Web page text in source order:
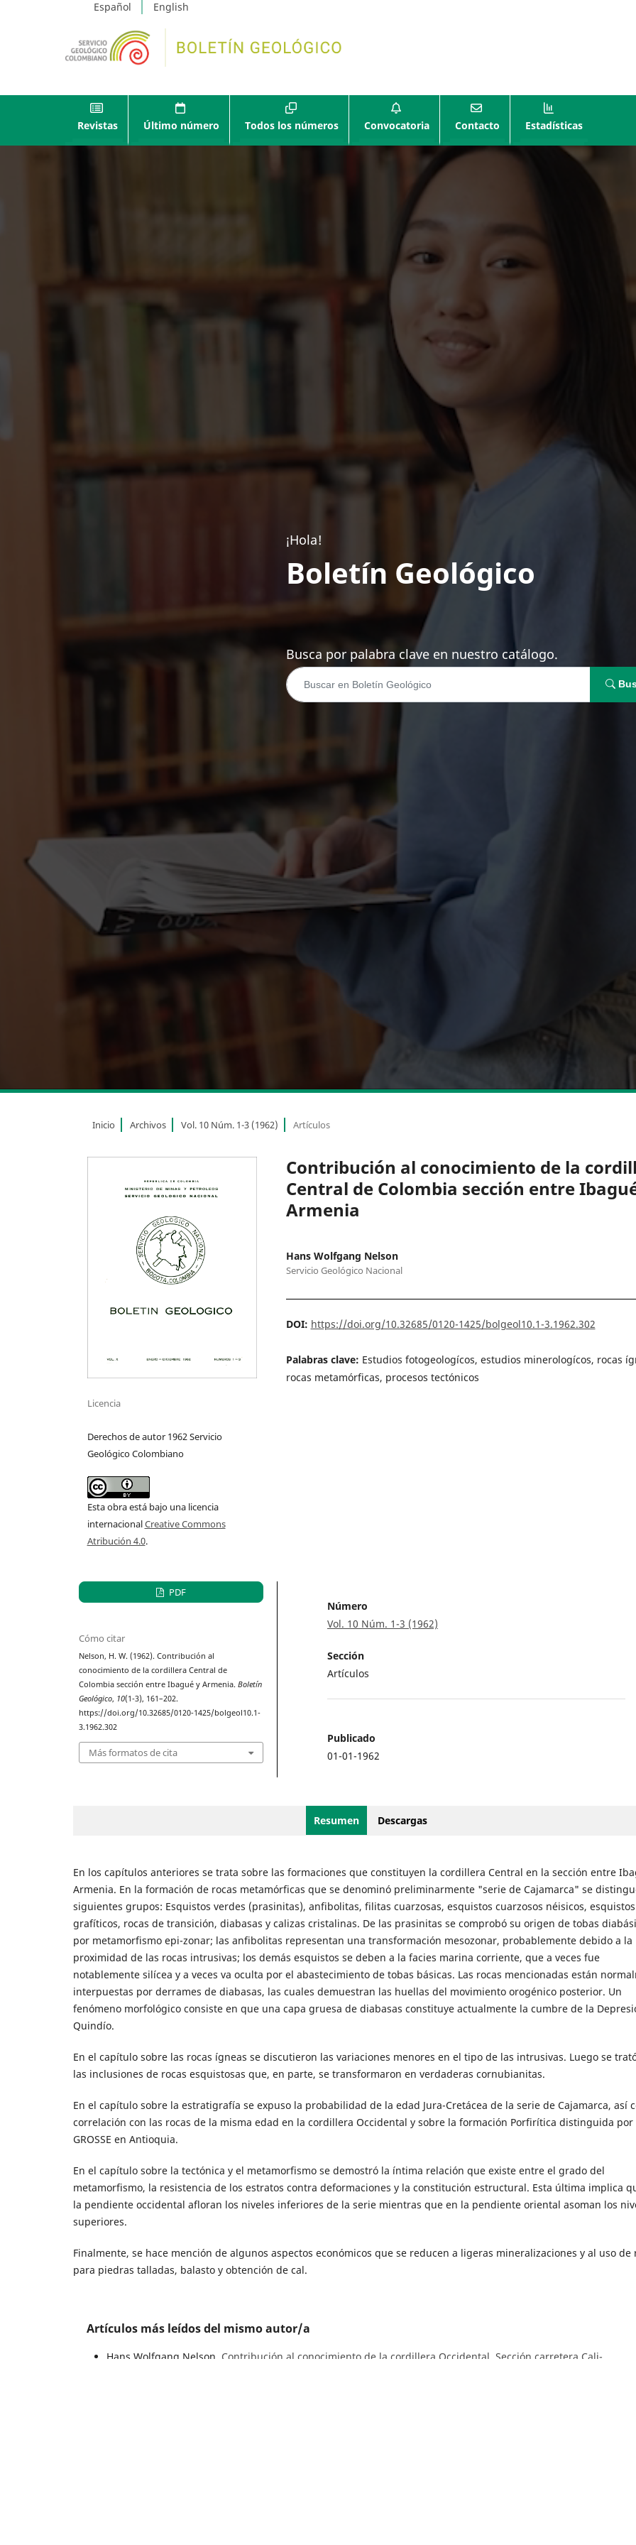
Español English
Revistas Último número Todos los números Convocatoria Contacto Estadísticas
¡Hola!
Boletín Geológico
Busca por palabra clave en nuestro catálogo.
Inicio Archivos Vol. 10 Núm. 1-3 (1962) Artículos
Contribución al conocimiento de la
Central de Colombia sección entre
Armenia
Hans Wolfgang Nelson
Servicio Geológico Nacional
DOI: https://doi.org/10.32685/0120-1425/bolgeol10.1-3.1962.302
Palabras clave: Estudios fotogeologícos, estudios minerologícos, rocas
rocas metamórficas, procesos tectónicos
Licencia
Derechos de autor 1962 Servicio
Geológico Colombiano
Esta obra está bajo una licencia
internacionalCreative Commons
Atribución 4.0.
PDF
Cómo citar
Nelson, H. W. (1962). Contribución al
conocimiento de la cordillera Central de
Colombia sección entre Ibagué y Armenia.Boletín
Geológico, 10(1-3), 161–202.
https://doi.org/10.32685/0120-1425/bolgeol10.1-
3.1962.302
Más formatos de cita
Número
Vol. 10 Núm. 1-3 (1962)
Sección
Artículos
Publicado
01-01-1962
Resumen Descargas
En los capítulos anteriores se trata sobre las formaciones que constituyen la cordillera Central en la sección entre
Armenia. En la formación de rocas metamórficas que se denominó preliminarmente "serie de Cajamarca" se
siguientes grupos: Esquistos verdes (prasinitas), anfibolitas, filitas cuarzosas, esquistos cuarzosos néisicos, esquistos
grafíticos, rocas de transición, diabasas y calizas cristalinas. De las prasinitas se comprobó su origen de tobas
por metamorfismo epi-zonar; las anfibolitas representan una transformación mesozonar, probablemente debido a la
proximidad de las rocas intrusivas; los demás esquistos se deben a la facies marina corriente, que a veces fue
notablemente silícea y a veces va oculta por el abastecimiento de tobas básicas. Las rocas mencionadas están
interpuestas por derrames de diabasas, las cuales demuestran las huellas del movimiento orogénico posterior. Un
fenómeno morfológico consiste en que una capa gruesa de diabasas constituye actualmente la cumbre de la
Quindío.
En el capítulo sobre las rocas ígneas se discutieron las variaciones menores en el tipo de las intrusivas. Luego se
las inclusiones de rocas esquistosas que, en parte, se transformaron en verdaderas cornubianitas.
En el capítulo sobre la estratigrafía se expuso la probabilidad de la edad Jura-Cretácea de la serie de Cajamarca, así
correlación con las rocas de la misma edad en la cordillera Occidental y sobre la formación Porfirítica distinguida por
GROSSE en Antioquia.
En el capítulo sobre la tectónica y el metamorfismo se demostró la íntima relación que existe entre el grado del
metamorfismo, la resistencia de los estratos contra deformaciones y la constitución estructural. Esta última implica
la pendiente occidental afloran los niveles inferiores de la serie mientras que en la pendiente oriental asoman los
superiores.
Finalmente, se hace mención de algunos aspectos económicos que se reducen a ligeras mineralizaciones y al uso de
para piedras talladas, balasto y obtención de cal.
Artículos más leídos del mismo autor/a
Hans Wolfgang Nelson, Contribución al conocimiento de la cordillera Occidental. Sección carretera Cali-